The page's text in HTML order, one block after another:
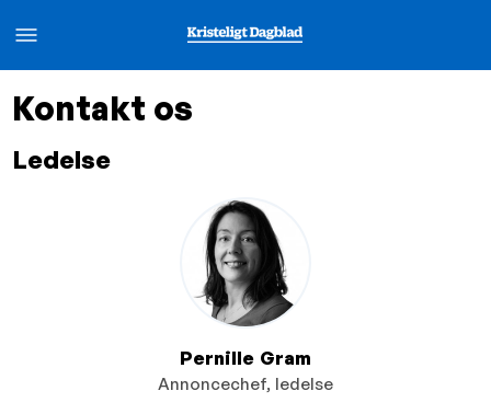
Kontakt os
Ledelse
Pernille Gram
Annoncechef, ledelse